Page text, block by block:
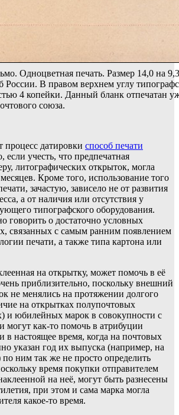
Одноцветная печать. Размер 14,0 на
России. В правом верхнем углу
4 копейки. Данный бланк отпечатан
союза.
процесс датировки способ печати
если учесть, что предпечатная
литографических открыток, могла
Кроме того, использование того
зачастую, зависело не от развития
а от наличия или отсутствия у
типографского оборудования.
говорить о достаточно условных
связанных с самым ранним появлением
печати, а также типа картона или
на открытку, может помочь в её
приблизительно, поскольку внешний
не менялись на протяжении долгого
на открытках полупочтовых
и юбилейных марок в совокупности с
могут как-то помочь в атрибуции
в настоящее время, когда на почтовых
указан год их выпуска (например, на
ним так же не просто определить
время покупки отправителем
на неё, могут быть разнесены
при этом и сама марка могла
какое-то время.